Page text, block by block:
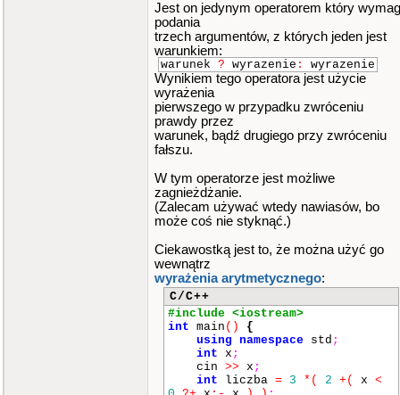
Jest on jedynym operatorem który
podania
trzech argumentów, z których jeden jest
warunkiem:
warunek ? wyrazenie : wyrazenie
Wynikiem tego operatora jest użycie
wyrażenia
pierwszego w przypadku zwróceniu
prawdy przez
warunek, bądź drugiego przy zwróceniu
fałszu.
W tym operatorze jest możliwe
zagnieżdżanie.
(Zalecam używać wtedy nawiasów, bo
może coś nie styknąć.)
Ciekawostką jest to, że można użyć go
wewnątrz
wyrażenia arytmetycznego:
C/C++
#include <iostream>
int main ()
{
using namespace std ;
int x ;
cin >> x ;
int liczba = 3 * ( 2 + ( x <